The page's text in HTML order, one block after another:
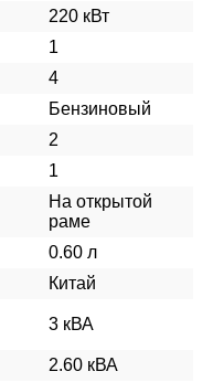
220 кВт
1
4
Бензиновый
2
1
На открытой
раме
0.60 л
Китай
3 кВА
2.60 кВА